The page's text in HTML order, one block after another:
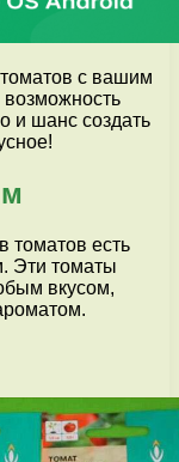
с вашим
и шанс создать
томатов есть
Эти томаты
вкусом,